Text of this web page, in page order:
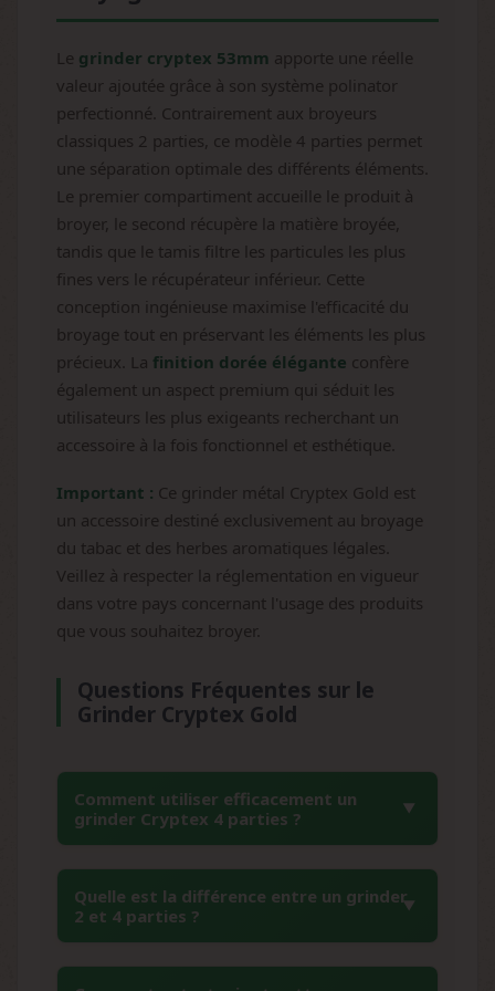
Le grinder cryptex 53mm apporte une réelle
valeur ajoutée grâce à son système polinator
perfectionné. Contrairement aux broyeurs
classiques 2 parties, ce modèle 4 parties permet
une séparation optimale des différents éléments.
Le premier compartiment accueille le produit à
broyer, le second récupère la matière broyée,
tandis que le tamis filtre les particules les plus
fines vers le récupérateur inférieur. Cette
conception ingénieuse maximise l'efficacité du
broyage tout en préservant les éléments les plus
précieux. La finition dorée élégante confère
également un aspect premium qui séduit les
utilisateurs les plus exigeants recherchant un
accessoire à la fois fonctionnel et esthétique.
Important : Ce grinder métal Cryptex Gold est
un accessoire destiné exclusivement au broyage
du tabac et des herbes aromatiques légales.
Veillez à respecter la réglementation en vigueur
dans votre pays concernant l'usage des produits
que vous souhaitez broyer.
Questions Fréquentes sur le
Grinder Cryptex Gold
Comment utiliser efficacement un
grinder Cryptex 4 parties ?
Pour utiliser votre grinder Cryptex 4 parties,
placez d'abord votre tabac dans le
compartiment supérieur entre les dents, puis
plusieurs rotations dans les deux sens pour
Quelle est la différence entre un grinder
2 et 4 parties ?
Un grinder 2 parties se contente de broyer